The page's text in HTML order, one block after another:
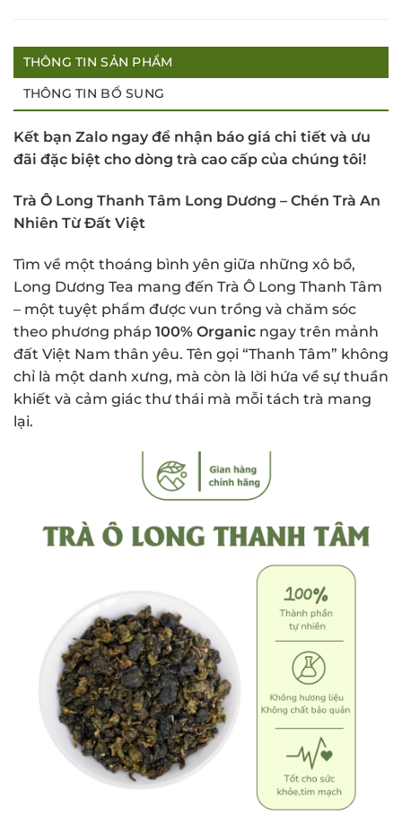
THÔNG TIN SẢN PHẨM
THÔNG TIN BỔ SUNG
Kết bạn Zalo ngay để nhận báo giá chi tiết và ưu
đãi đặc biệt cho dòng trà cao cấp của chúng tôi!
Trà Ô Long Thanh Tâm Long Dương – Chén Trà An
Nhiên Từ Đất Việt
Tìm về một thoáng bình yên giữa những xô bồ,
Long Dương Tea mang đến Trà Ô Long Thanh Tâm
– một tuyệt phẩm được vun trồng và chăm sóc
theo phương pháp 100% Organic ngay trên mảnh
đất Việt Nam thân yêu. Tên gọi “Thanh Tâm” không
chỉ là một danh xưng, mà còn là lời hứa về sự thuần
khiết và cảm giác thư thái mà mỗi tách trà mang
lại.